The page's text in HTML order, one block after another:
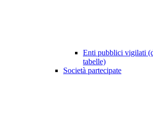
Enti pubblici vigilati
tabelle)
Società partecipate